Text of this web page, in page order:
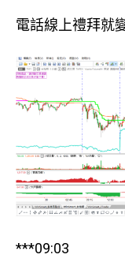
電話線上禮拜就
***09:03